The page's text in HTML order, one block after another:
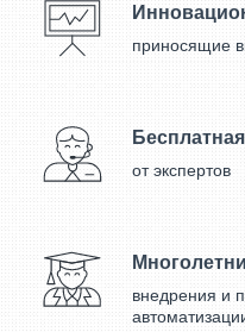
приносящие
от экспертов
внедрения и